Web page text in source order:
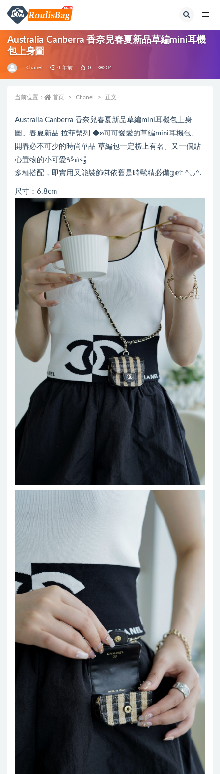
Australia Canberra 香奈兒春夏新品草編mini耳機
包上身圖
Chanel 4 年前 0 34
当前位置： 首页 Chanel 正文
Australia Canberra 香奈兒春夏新品草編mini耳機包上身
圖。春夏新品 拉菲繫列 ◆ʚ可可愛愛的草編mini耳機包。
開春必不可少的時尚單品 草編包一定榜上有名。又一個貼
心置物的小可愛٩˃̶͈̀௰˂̶͈́و
多種搭配，即實用又能裝飾🉑依舊是時髦精必備𝕘𝕖𝕥 ^◡^.
尺寸：6.8cm